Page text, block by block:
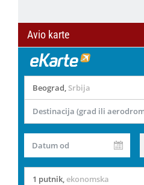
Avio karte
Beograd, Srbija
Destinacija (grad ili
Datum od
1 putnik,ekonomska